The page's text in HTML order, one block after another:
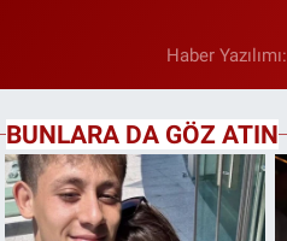
Haber Yazılımı: